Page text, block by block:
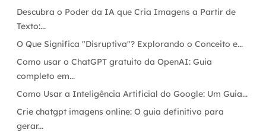
Descubra o Poder da IA que Cria Imagens a Partir de
Texto:...
O Que Significa "Disruptiva"? Explorando o Conceito e...
Como usar o ChatGPT gratuito da OpenAI: Guia
completo em...
Como Usar a Inteligência Artificial do Google: Um Guia...
Crie chatgpt imagens online: O guia definitivo para
gerar...